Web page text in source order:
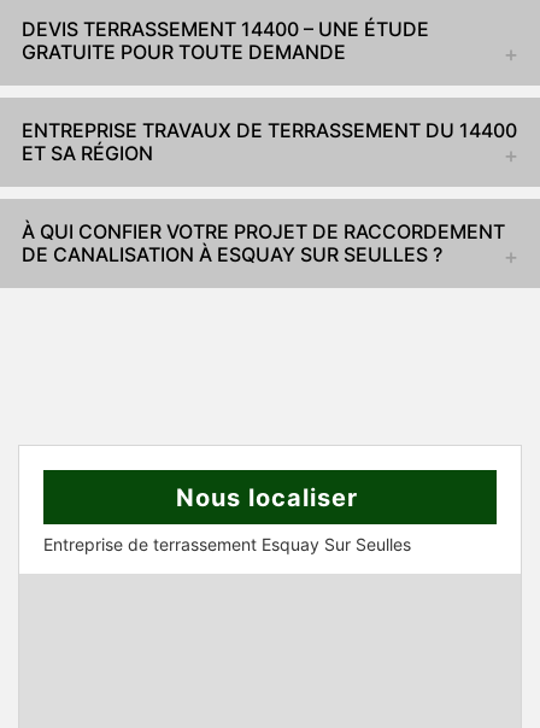
DEVIS TERRASSEMENT 14400 – UNE ÉTUDE
GRATUITE POUR TOUTE DEMANDE
ENTREPRISE TRAVAUX DE TERRASSEMENT DU 14400
ET SA RÉGION
À QUI CONFIER VOTRE PROJET DE RACCORDEMENT
DE CANALISATION À ESQUAY SUR SEULLES ?
Nous localiser
Entreprise de terrassement Esquay Sur Seulles